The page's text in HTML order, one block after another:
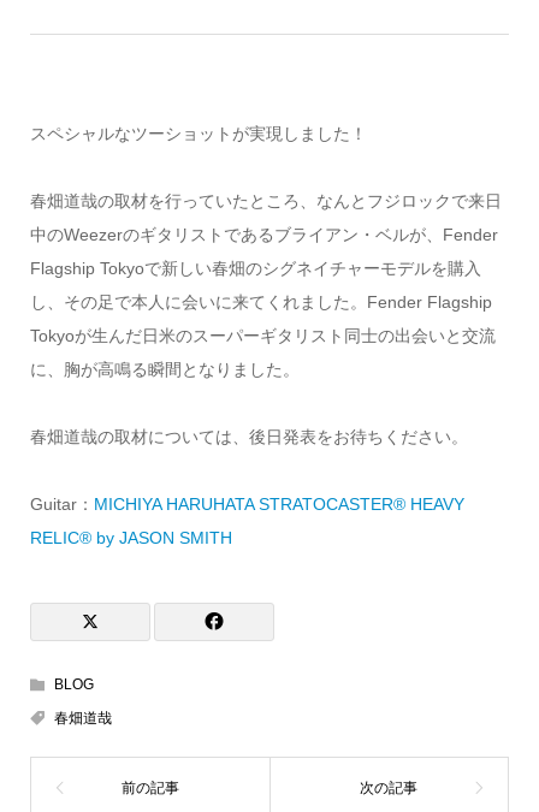
スペシャルなツーショットが実現しました！
春畑道哉の取材を行っていたところ、なんとフジロックで来日
中のWeezerのギタリストであるブライアン・ベルが、Fender
Flagship Tokyoで新しい春畑のシグネイチャーモデルを購入
し、その足で本人に会いに来てくれました。Fender Flagship
Tokyoが生んだ日米のスーパーギタリスト同士の出会いと交流
に、胸が高鳴る瞬間となりました。
春畑道哉の取材については、後日発表をお待ちください。
Guitar： MICHIYA HARUHATA STRATOCASTER® HEAVY
RELIC® by JASON SMITH
BLOG
春畑道哉